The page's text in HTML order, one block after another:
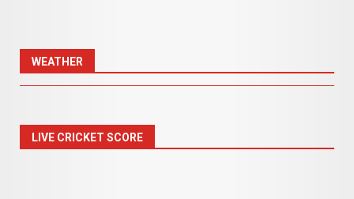
WEATHER
LIVE CRICKET SCORE